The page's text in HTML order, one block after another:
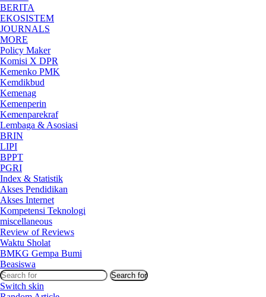
BERITA
EKOSISTEM
JOURNALS
MORE
Policy Maker
Komisi X DPR
Kemenko PMK
Kemdikbud
Kemenag
Kemenperin
Kemenparekraf
Lembaga & Asosiasi
BRIN
LIPI
BPPT
PGRI
Index & Statistik
Akses Pendidikan
Akses Internet
Kompetensi Teknologi
miscellaneous
Review of Reviews
Waktu Sholat
BMKG Gempa Bumi
Beasiswa
Search for
Switch skin